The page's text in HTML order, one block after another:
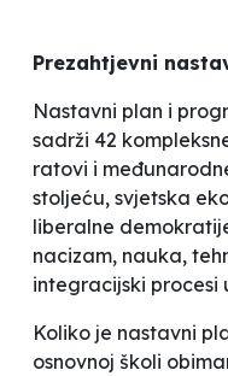
Prezahtjevni
Nastavni plan i
sadrži 42
ratovi i
stoljeću, svjetska
liberalne
nacizam, nauka,
integracijski procesi
Koliko je nastavni
osnovnoj školi